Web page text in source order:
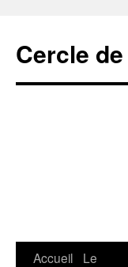
Cercle
Aller
Accueil
Le